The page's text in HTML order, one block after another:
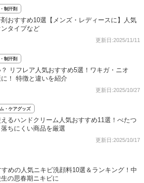
制汗剤
剤おすすめ10選【メンズ・レディースに】人気
タイプなど
更新日:2025/11/11
制汗剤
リフレア人気おすすめ5選！ワキガ・ニオ
！ 特徴と違いを紹介
更新日:2025/10/27
・ケアグッズ
るハンドクリーム人気おすすめ11選！べたつ
ちにくい商品を厳選
更新日:2025/10/17
すめの人気ニキビ洗顔料10選＆ランキング！中
の思春期ニキビに